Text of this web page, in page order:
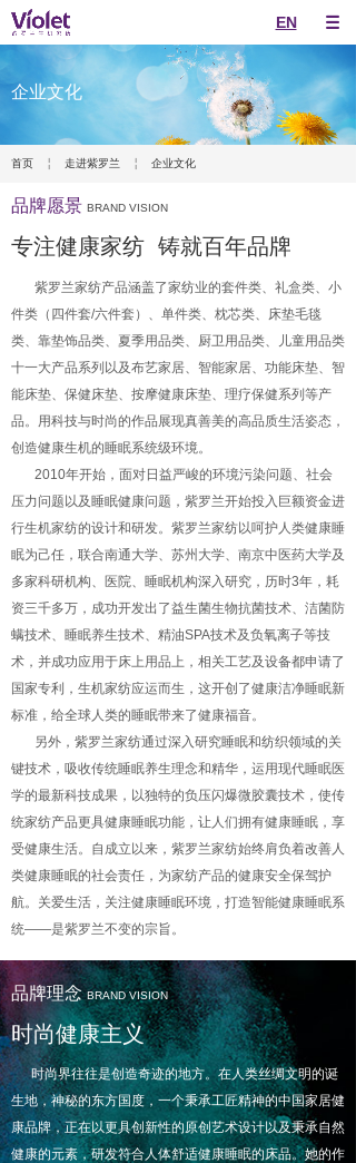
EN
企业文化
首页 ￤ 走进紫罗兰 ￤ 企业文化
品牌愿景 BRAND VISION
专注健康家纺 铸就百年品牌
紫罗兰家纺产品涵盖了家纺业的套件类、礼盒类、小
件类（四件套/六件套）、单件类、枕芯类、床垫毛毯
类、靠垫饰品类、夏季用品类、厨卫用品类、儿童用品类
十一大产品系列以及布艺家居、智能家居、功能床垫、智
能床垫、保健床垫、按摩健康床垫、理疗保健系列等产
品。用科技与时尚的作品展现真善美的高品质生活姿态，
创造健康生机的睡眠系统级环境。
2010年开始，面对日益严峻的环境污染问题、社会
压力问题以及睡眠健康问题，紫罗兰开始投入巨额资金进
行生机家纺的设计和研发。紫罗兰家纺以呵护人类健康睡
眠为己任，联合南通大学、苏州大学、南京中医药大学及
多家科研机构、医院、睡眠机构深入研究，历时3年，耗
资三千多万，成功开发出了益生菌生物抗菌技术、洁菌防
螨技术、睡眠养生技术、精油SPA技术及负氧离子等技
术，并成功应用于床上用品上，相关工艺及设备都申请了
国家专利，生机家纺应运而生，这开创了健康洁净睡眠新
标准，给全球人类的睡眠带来了健康福音。
另外，紫罗兰家纺通过深入研究睡眠和纺织领域的关
键技术，吸收传统睡眠养生理念和精华，运用现代睡眠医
学的最新科技成果，以独特的负压闪爆微胶囊技术，使传
统家纺产品更具健康睡眠功能，让人们拥有健康睡眠，享
受健康生活。自成立以来，紫罗兰家纺始终肩负着改善人
类健康睡眠的社会责任，为家纺产品的健康安全保驾护
航。关爱生活，关注健康睡眠环境，打造智能健康睡眠系
统——是紫罗兰不变的宗旨。
品牌理念BRAND VISION
时尚健康主义
时尚界往往是创造奇迹的地方。在人类丝绸文明的诞
生地，神秘的东方国度，一个秉承工匠精神的中国家居健
康品牌，正在以更具创新性的原创艺术设计以及秉承自然
健康的元素，研发符合人体舒适健康睡眠的床品。她的作